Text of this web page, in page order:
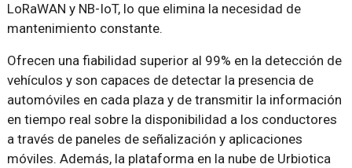
LoRaWAN y NB-IoT, lo que elimina la necesidad de
mantenimiento constante.
Ofrecen una fiabilidad superior al 99% en la detección de
vehículos y son capaces de detectar la presencia de
automóviles en cada plaza y de transmitir la información
en tiempo real sobre la disponibilidad a los conductores
a través de paneles de señalización y aplicaciones
móviles. Además, la plataforma en la nube de Urbiotica